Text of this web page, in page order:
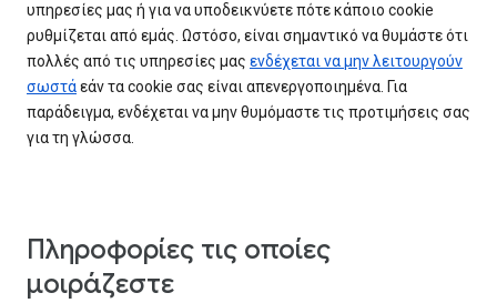
υπηρεσίες μας ή για να υποδεικνύετε πότε κάποιο cookie
ρυθμίζεται από εμάς. Ωστόσο, είναι σημαντικό να θυμάστε ότι
πολλές από τις υπηρεσίες μας ενδέχεται να μην λειτουργούν
σωστάεάν τα cookie σας είναι απενεργοποιημένα. Για
παράδειγμα, ενδέχεται να μην θυμόμαστε τις προτιμήσεις σας
για τη γλώσσα.
Πληροφορίες τις οποίες
μοιράζεστε